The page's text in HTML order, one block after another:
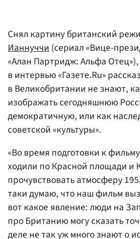
Снял картину британский
Ианнуччи(сериал «Вице-
«Алан Партридж: Альфа
в интервью «Газете.Ru»
в Великобритании не знают,
изображать сегодняшнюю
демократичную, или как
советской «культуры».
«Во время подготовки к
ходили по Красной площади и
прочувствовать атмосферу
таки думаю, что наш фильм
вот какое явление: люди на
про Британию могу сказать
деле не так уж много знают о